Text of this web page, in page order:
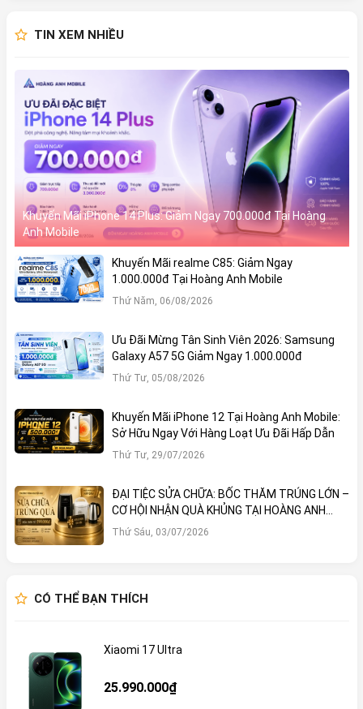
TIN XEM NHIỀU
Khuyến Mãi iPhone 14 Plus: Giảm Ngay 700.000đ Tại Hoàng
Anh Mobile
Khuyến Mãi realme C85: Giảm Ngay
1.000.000đ Tại Hoàng Anh Mobile
Thứ Năm, 06/08/2026
Ưu Đãi Mừng Tân Sinh Viên 2026: Samsung
Galaxy A57 5G Giảm Ngay 1.000.000đ
Thứ Tư, 05/08/2026
Khuyến Mãi iPhone 12 Tại Hoàng Anh Mobile:
Sở Hữu Ngay Với Hàng Loạt Ưu Đãi Hấp Dẫn
Thứ Tư, 29/07/2026
ĐẠI TIỆC SỬA CHỮA: BỐC THĂM TRÚNG LỚN –
CƠ HỘI NHẬN QUÀ KHỦNG TẠI HOÀNG ANH
MOBILE
Thứ Sáu, 03/07/2026
CÓ THỂ BẠN THÍCH
Xiaomi 17 Ultra
25.990.000₫